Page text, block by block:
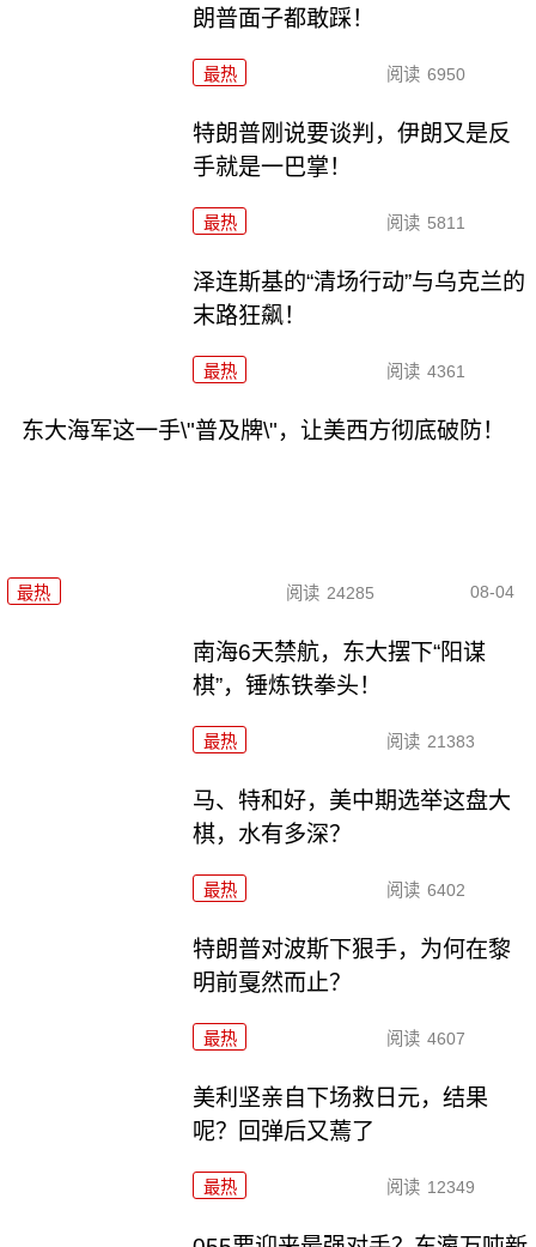
朗普面子都敢踩！
最热 阅读 6950
特朗普刚说要谈判，伊朗又是反
手就是一巴掌！
最热 阅读 5811
泽连斯基的“清场行动”与乌克兰的
末路狂飙！
最热 阅读 4361
东大海军这一手\"普及牌\"，让美西方彻底破防！
最热 阅读 24285 08-04
南海6天禁航，东大摆下“阳谋
棋”，锤炼铁拳头！
最热 阅读 21383
马、特和好，美中期选举这盘大
棋，水有多深？
最热 阅读 6402
特朗普对波斯下狠手，为何在黎
明前戛然而止？
最热 阅读 4607
美利坚亲自下场救日元，结果
呢？回弹后又蔫了
最热 阅读 12349